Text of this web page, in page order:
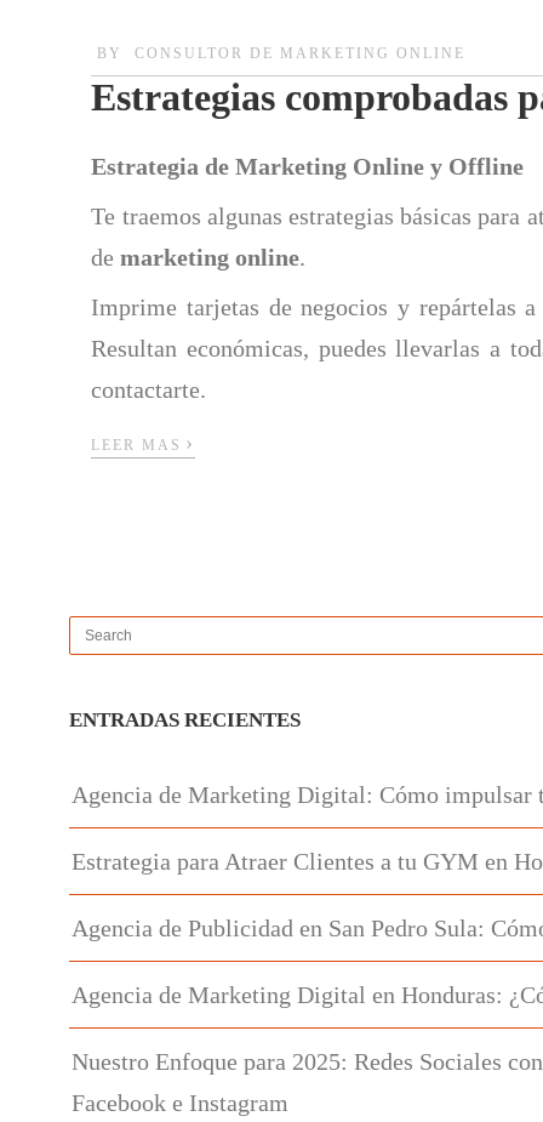
BY CONSULTOR DE MARKETING ONLINE
Estrategias comprobadas
Estrategia de Marketing Online y Offline
Te traemos algunas estrategias básicas para
demarketing online.
Imprime tarjetas de negocios y repártelas
Resultan económicas, puedes llevarlas a
contactarte.
LEER MAS ›
ENTRADAS RECIENTES
Agencia de Marketing Digital: Cómo impulsar
Estrategia para Atraer Clientes a tu GYM en
Agencia de Publicidad en San Pedro Sula:
Agencia de Marketing Digital en Honduras:
Nuestro Enfoque para 2025: Redes Sociales
Facebook e Instagram